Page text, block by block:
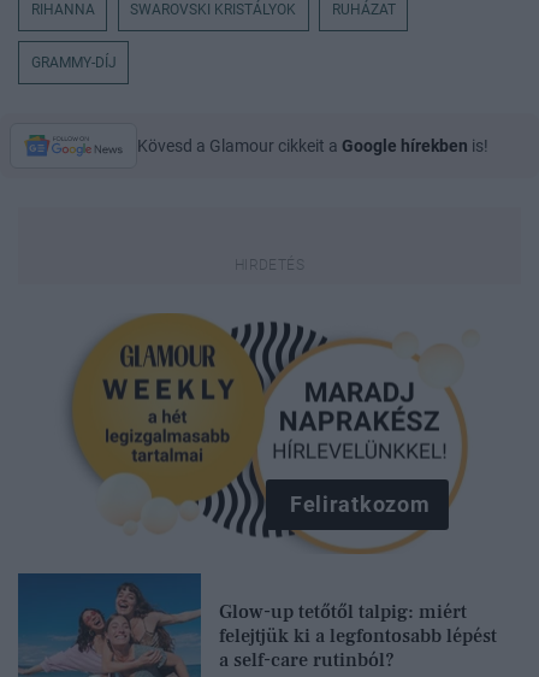
RIHANNA SWAROVSKI KRISTÁLYOK RUHÁZAT
GRAMMY-DÍJ
Kövesd a Glamour cikkeit a Google hírekben is!
Feliratkozom
Glow-up tetőtől talpig: miért
felejtjük ki a legfontosabb lépést
a self-care rutinból?